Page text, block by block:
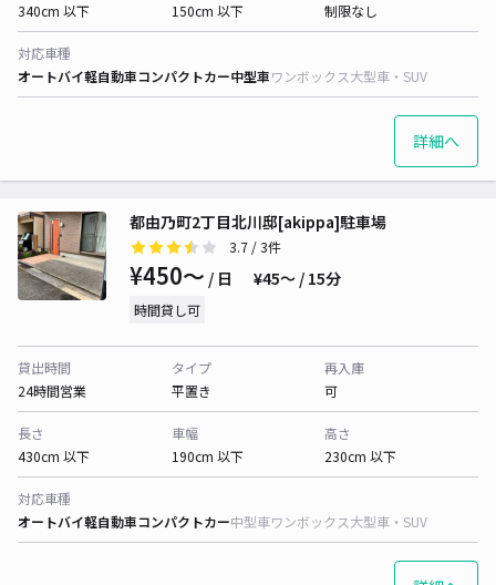
340cm 以下
150cm 以下
制限なし
対応車種
オートバイ軽自動車コンパクトカー中型車ワンボックス大型車・SUV
詳細へ
都由乃町2丁目北川邸[akippa]駐車場
3.7 / 3件
¥450〜 / 日 ¥45〜 / 15分
時間貸し可
貸出時間
24時間営業
タイプ
平置き
再入庫
可
長さ
430cm 以下
車幅
190cm 以下
高さ
230cm 以下
対応車種
オートバイ軽自動車コンパクトカー中型車ワンボックス大型車・SUV